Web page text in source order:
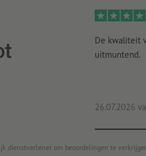
De kwaliteit
uitmuntend.
26.07.2026
dienstverlener om beoordelingen te